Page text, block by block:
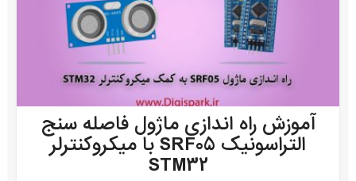
آموزش راه اندازی ماژول فاصله سنج
التراسونیک SRF05 با میکروکنترلر
STM32